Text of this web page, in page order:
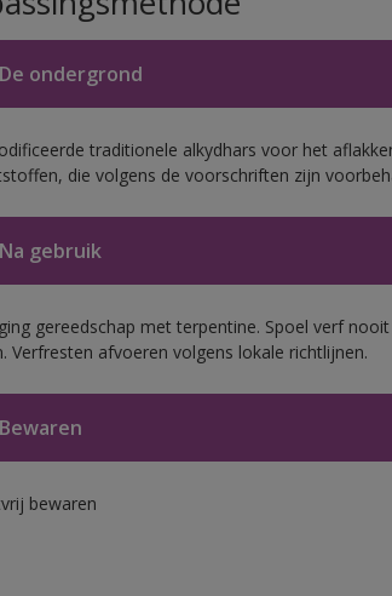
De ondergrond
traditionele alkydhars voor het
die volgens de voorschriften zijn
Na gebruik
gereedschap met terpentine. Spoel verf
Verfresten afvoeren volgens lokale richtlijnen.
Bewaren
bewaren